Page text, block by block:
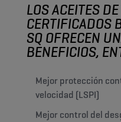
LOS ACEITES
CERTIFICADOS
SQ OFRECEN
BENEFICIOS,
Mejor protección
velocidad (LSPI)
Mejor control del